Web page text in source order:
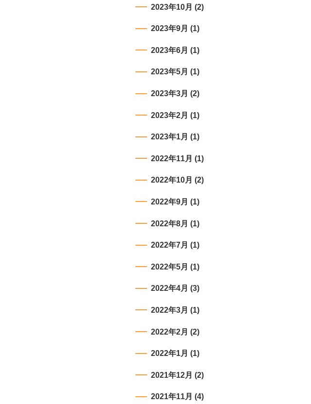
2023年10月 (2)
2023年9月 (1)
2023年6月 (1)
2023年5月 (1)
2023年3月 (2)
2023年2月 (1)
2023年1月 (1)
2022年11月 (1)
2022年10月 (2)
2022年9月 (1)
2022年8月 (1)
2022年7月 (1)
2022年5月 (1)
2022年4月 (3)
2022年3月 (1)
2022年2月 (2)
2022年1月 (1)
2021年12月 (2)
2021年11月 (4)